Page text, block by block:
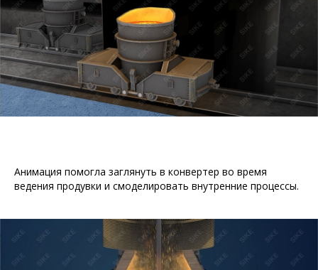
Анимация помогла заглянуть в конвертер во время
ведения продувки и смоделировать внутренние процессы.